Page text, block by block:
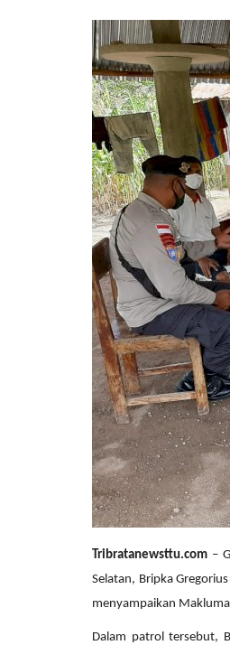
Tribratanewsttu.com –
Selatan, Bripka
menyampaikan
Dalam patrol tersebut,